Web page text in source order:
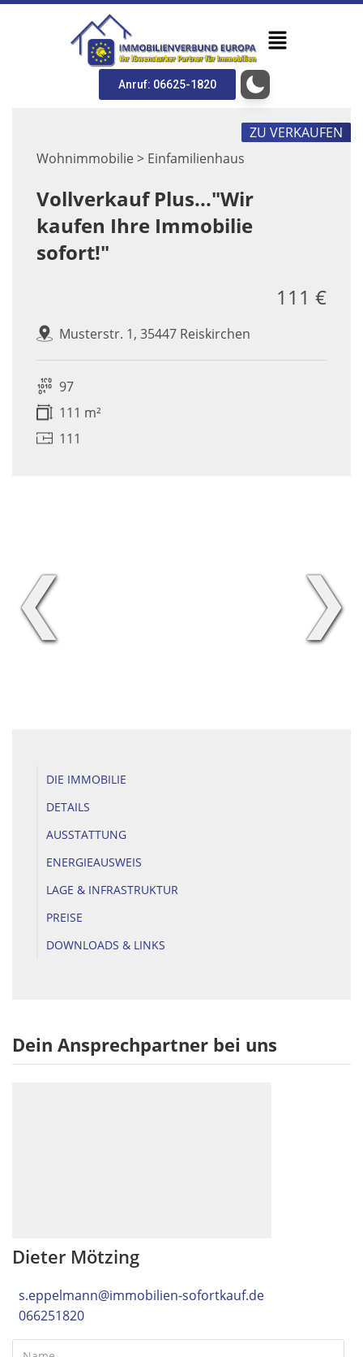
Anruf: 06625-1820
Wohnimmobilie > Einfamilienhaus
ZU VERKAUFEN
Vollverkauf Plus..."Wir
kaufen Ihre Immobilie
sofort!"
Musterstr. 1, 35447 Reiskirchen
111 €
97
111 m²
111
❮ ❯
DIE IMMOBILIE
DETAILS
AUSSTATTUNG
ENERGIEAUSWEIS
LAGE & INFRASTRUKTUR
PREISE
DOWNLOADS & LINKS
Dein Ansprechpartner bei uns
Dieter Mötzing
s.eppelmann@immobilien-sofortkauf.de
066251820